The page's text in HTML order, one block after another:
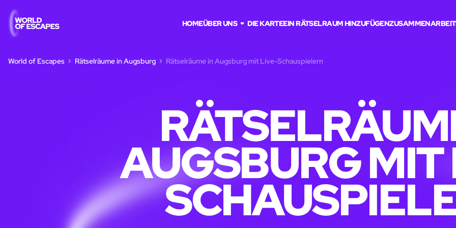
HOMEÜBER UNS DIE KARTEEIN RÄTSELRAUM HINZUFÜGENZUSAMMENARBEIT
World of Escapes Rätselräume in Augsburg Rätselräume in Augsburg mit Live-Schauspielern
AUGSBURG